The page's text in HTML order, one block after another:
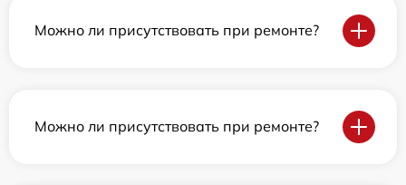
Можно ли присутствовать при ремонте?
Можно ли присутствовать при ремонте?